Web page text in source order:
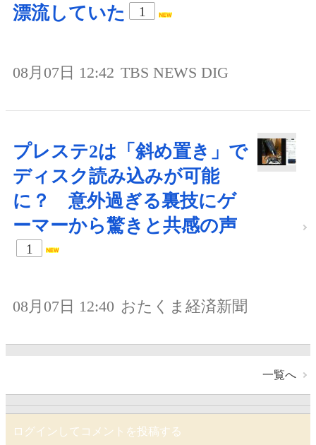
漂流していた
1
08月07日 12:42 TBS NEWS DIG
プレステ2は「斜め置き」で
ディスク読み込みが可能
に？ 意外過ぎる裏技にゲ
ーマーから驚きと共感の声
1
08月07日 12:40 おたくま経済新聞
一覧へ
ログインしてコメントを投稿する